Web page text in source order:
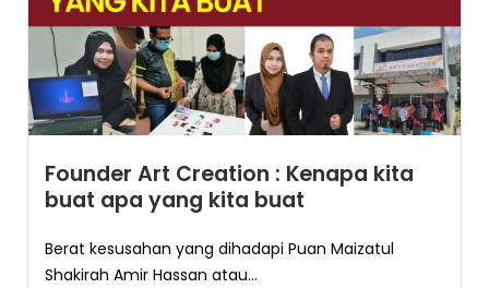
Founder Art Creation : Kenapa kita
buat apa yang kita buat
Berat kesusahan yang dihadapi Puan Maizatul
Shakirah Amir Hassan atau...